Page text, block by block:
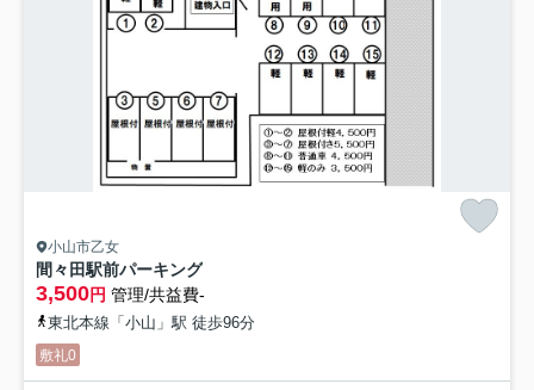
小山市乙女
間々田駅前パーキング
3,500円 管理/共益費-
東北本線「小山」駅 徒歩96分
敷礼0